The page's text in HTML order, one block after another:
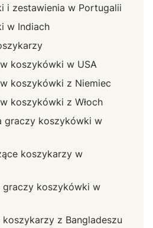
i zestawienia w Portugalii
w Indiach
koszykówki w USA
koszykówki z Niemiec
koszykówki z Włoch
graczy koszykówki w
koszykarzy w
graczy koszykówki w
z Bangladeszu